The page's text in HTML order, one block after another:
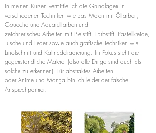
In meinen Kursen vermittle ich die Grundlagen in
verschiedenen Techniken wie das Malen mit Ölfarben,
Gouache und Aquarellfarben und
zeichnerisches Arbeiten mit Bleistift, Farbstift, Pastellkreide,
Tusche und Feder sowie auch grafische Techniken wie
Linolschnitt und Kaltnadelradierung. Im Fokus steht die
gegenständliche Malerei (also alle Dinge sind auch als
solche zu erkennen). Für abstraktes Arbeiten
oder Anime und Manga bin ich leider der falsche
Ansprechpartner.